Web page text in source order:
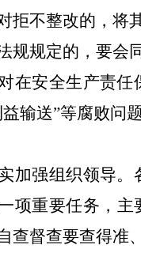
拒不整改的，将
规规定的，要会
对在安全生产责
益输送”等腐败问
加强组织领导
项重要任务，
查督查要查得准